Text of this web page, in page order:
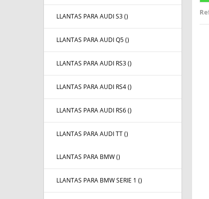
LLANTAS PARA AUDI S3 ()
LLANTAS PARA AUDI Q5 ()
LLANTAS PARA AUDI RS3 ()
LLANTAS PARA AUDI RS4 ()
LLANTAS PARA AUDI RS6 ()
LLANTAS PARA AUDI TT ()
LLANTAS PARA BMW ()
LLANTAS PARA BMW SERIE 1 ()